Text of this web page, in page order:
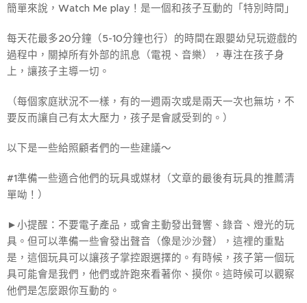
簡單來說，Watch Me play！是一個和孩子互動的「特別時間」
每天花最多20分鐘（5-10分鐘也行）的時間在跟嬰幼兒玩遊戲的
過程中，關掉所有外部的訊息（電視、音樂），專注在孩子身
上，讓孩子主導一切。
（每個家庭狀況不一樣，有的一週兩次或是兩天一次也無坊，不
要反而讓自己有太大壓力，孩子是會感受到的。）
以下是一些給照顧者們的一些建議～
#1準備一些適合他們的玩具或媒材（文章的最後有玩具的推薦清
單呦！）
►小提醒：不要電子產品，或會主動發出聲響、錄音、燈光的玩
具。但可以準備一些會發出聲音（像是沙沙聲），這裡的重點
是，這個玩具可以讓孩子掌控跟選擇的。有時候，孩子第一個玩
具可能會是我們，他們或許跑來看著你、摸你。這時候可以觀察
他們是怎麼跟你互動的。